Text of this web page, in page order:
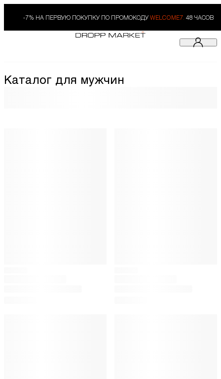
-7% НА ПЕРВУЮ ПОКУПКУ ПО ПРОМОКОДУ WELCOME7. 48 ЧАСОВ
Каталог для мужчин